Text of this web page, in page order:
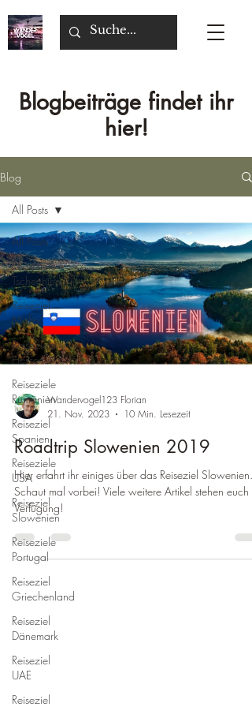
Blogbeiträge findet ihr
hier!
Blog
All Posts
Reiseziele
Tschechien
Reiseziel
Malta
Reiseziele
Hessen
Reiseziele
Rumänien
Reiseziel
Spanien
Reiseziele
USA
Reiseziel
Slowenien
Reiseziele
Portugal
Reiseziel
Griechenland
Reiseziel
Dänemark
Reiseziel
UAE
Reiseziel
All Posts
Wandervogel123 Florian
21. Nov. 2023
10 Min. Lesezeit
Roadtrip Slowenien 2019
Hier erfahrt ihr einiges über das Reiseziel Slowenien.
Schaut mal vorbei! Viele weitere Artikel stehen euch
Verfügung!